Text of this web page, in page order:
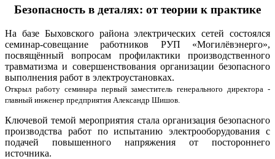
Безопасность в деталях: от теории к практике
На базе Быховского района электрических сетей состоялся
семинар-совещание работников РУП «Могилёвэнерго»,
посвящённый вопросам профилактики производственного
травматизма и совершенствования организации безопасного
выполнения работ в электроустановках.
Открыл работу семинара первый заместитель генерального директора -
главный инженер предприятия Александр Шишов.
Ключевой темой мероприятия стала организация безопасного
производства работ по испытанию электрооборудования с
подачей повышенного напряжения от постороннего
источника.